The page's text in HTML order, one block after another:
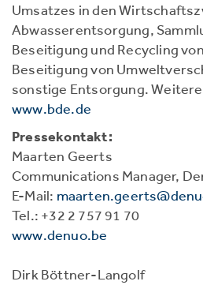
Umsatzes in den
Abwasserentsorgung,
Beseitigung und Recycling
Beseitigung von
sonstige Entsorgung.
www.bde.de
Pressekontakt:
Maarten Geerts
Communications Manager,
E-Mail:
Tel.: +32 2 757 91 70
www.denuo.be
Dirk Böttner-Langolf